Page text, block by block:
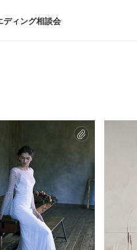
ブライダルエステショップ一覧
ディング相談会